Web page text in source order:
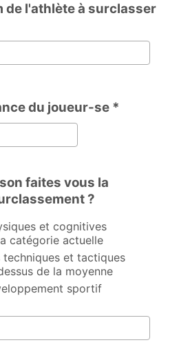
de l'athlète à surclasser
à surclasser
du joueur-se *
faites vous la
?
vous la demande de
et cognitives
catégorie actuelle
techniques et tactiques
de la moyenne
sportif